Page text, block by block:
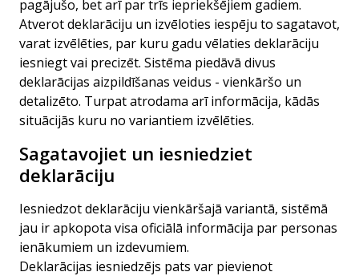
pagājušo, bet arī par trīs iepriekšējiem gadiem.
Atverot deklarāciju un izvēloties iespēju to sagatavot,
varat izvēlēties, par kuru gadu vēlaties deklarāciju
iesniegt vai precizēt. Sistēma piedāvā divus
deklarācijas aizpildīšanas veidus - vienkāršo un
detalizēto. Turpat atrodama arī informācija, kādās
situācijās kuru no variantiem izvēlēties.
Sagatavojiet un iesniedziet
deklarāciju
Iesniedzot deklarāciju vienkāršajā variantā, sistēmā
jau ir apkopota visa oficiālā informācija par personas
ienākumiem un izdevumiem.
Deklarācijas iesniedzējs pats var pievienot